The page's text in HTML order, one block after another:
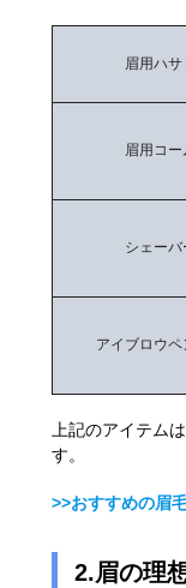
眉用ハサ
眉用コー
シェーバ
アイブロウペ
上記のアイテム
す。
>>おすすめの眉
2.眉の理